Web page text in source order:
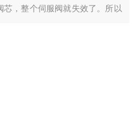
，整个伺服阀就失效了。所以
常工作。